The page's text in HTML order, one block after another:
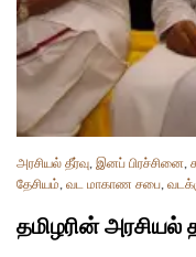
அரசியல் தீர்வு, இனப் பிரச்சினை,
தேசியம், வட மாகாண சபை,
தமிழரின்